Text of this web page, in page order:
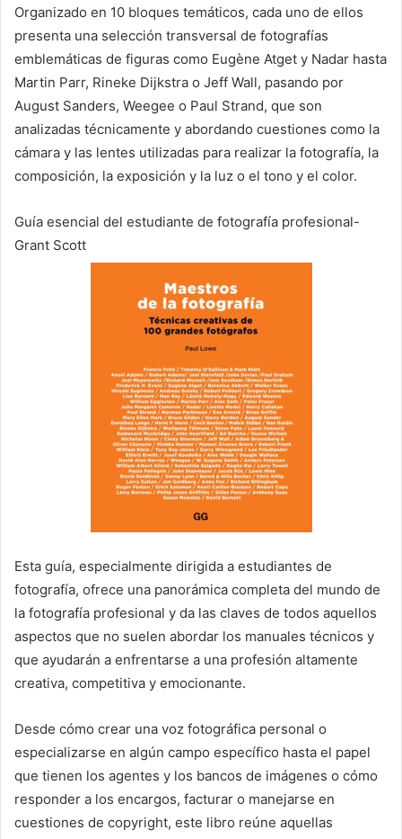
Organizado en 10 bloques temáticos, cada uno de ellos
presenta una selección transversal de fotografías
emblemáticas de figuras como Eugène Atget y Nadar hasta
Martin Parr, Rineke Dijkstra o Jeff Wall, pasando por
August Sanders, Weegee o Paul Strand, que son
analizadas técnicamente y abordando cuestiones como la
cámara y las lentes utilizadas para realizar la fotografía, la
composición, la exposición y la luz o el tono y el color.
Guía esencial del estudiante de fotografía profesional-
Grant Scott
Esta guía, especialmente dirigida a estudiantes de
fotografía, ofrece una panorámica completa del mundo de
la fotografía profesional y da las claves de todos aquellos
aspectos que no suelen abordar los manuales técnicos y
que ayudarán a enfrentarse a una profesión altamente
creativa, competitiva y emocionante.
Desde cómo crear una voz fotográfica personal o
especializarse en algún campo específico hasta el papel
que tienen los agentes y los bancos de imágenes o cómo
responder a los encargos, facturar o manejarse en
cuestiones de copyright, este libro reúne aquellas